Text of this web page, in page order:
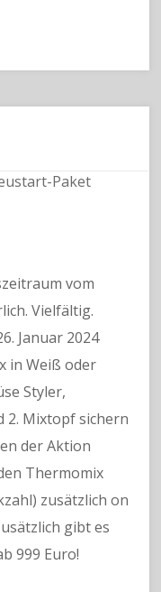
vom
Vielfältig.
Januar 2024
in Weiß oder
Styler,
2. Mixtopf sichern
der Aktion
Thermomix
zusätzlich on
gibt es
999 Euro!